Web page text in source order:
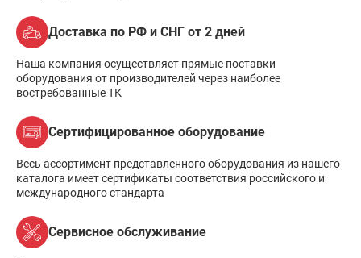
Доставка по РФ и СНГ от 2 дней
Наша компания осуществляет прямые поставки
оборудования от производителей через наиболее
востребованные ТК
Сертифицированное оборудование
Весь ассортимент представленного оборудования из нашего
каталога имеет сертификаты соответствия российского и
международного стандарта
Сервисное обслуживание